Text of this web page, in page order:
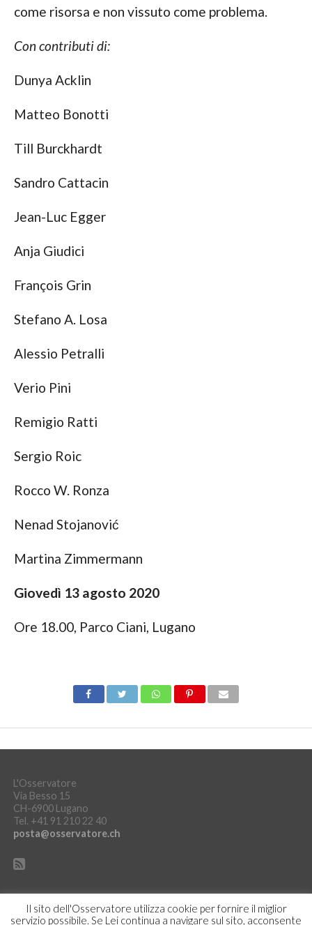
come risorsa e non vissuto come problema.
Con contributi di:
Dunya Acklin
Matteo Bonotti
Till Burckhardt
Sandro Cattacin
Jean-Luc Egger
Anja Giudici
François Grin
Stefano A. Losa
Alessio Petralli
Verio Pini
Remigio Ratti
Sergio Roic
Rocco W. Ronza
Nenad Stojanović
Martina Zimmermann
Giovedì 13 agosto 2020
Ore 18.00, Parco Ciani, Lugano
L'Osservatore
Via Besso 15
CH-6900 Lugano
Tel. +41 91 210 22 40
posta@osservatore.ch
Il sito dell'Osservatore utilizza cookie per fornire il miglior
servizio possibile. Se Lei continua a navigare sul sito, acconsente